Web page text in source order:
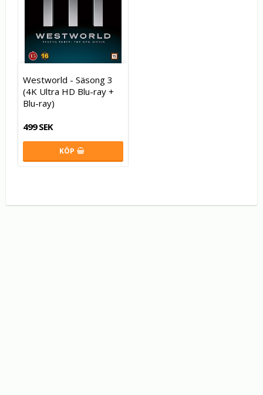
Westworld - Säsong 3
(4K Ultra HD Blu-ray +
Blu-ray)
499 SEK
KÖP